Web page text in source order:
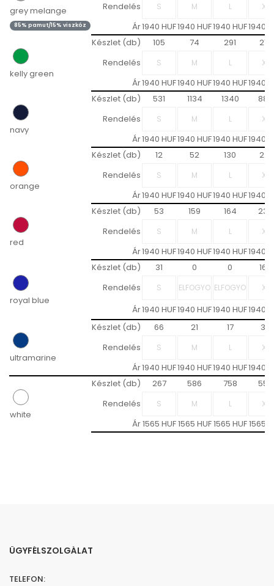
grey melange
85% pamut/15% viszkóz
Rendelés
Ár1940 HUF1940 HUF1940 HUF1940
kelly green
Készlet (db) 105 74 291
218
Rendelés
Ár1940 HUF1940 HUF1940 HUF1940
navy
Készlet (db) 531 1134 1340
889
Rendelés
Ár1940 HUF1940 HUF1940 HUF1940
orange
Készlet (db) 12 52 130
221
Rendelés
Ár1940 HUF1940 HUF1940 HUF1940
red
Készlet (db) 53 159 164
233
Rendelés
Ár1940 HUF1940 HUF1940 HUF1940
royal blue
Készlet (db) 31 0 0
168
Rendelés
Ár1940 HUF1940 HUF1940 HUF1940
ultramarine
Készlet (db) 66 21 17
36
Rendelés
Ár1940 HUF1940 HUF1940 HUF1940
white
Készlet (db) 267 586 758
554
Rendelés
Ár1565 HUF1565 HUF1565 HUF1565
ÜGYFÉLSZOLGÁLAT
TELEFON: